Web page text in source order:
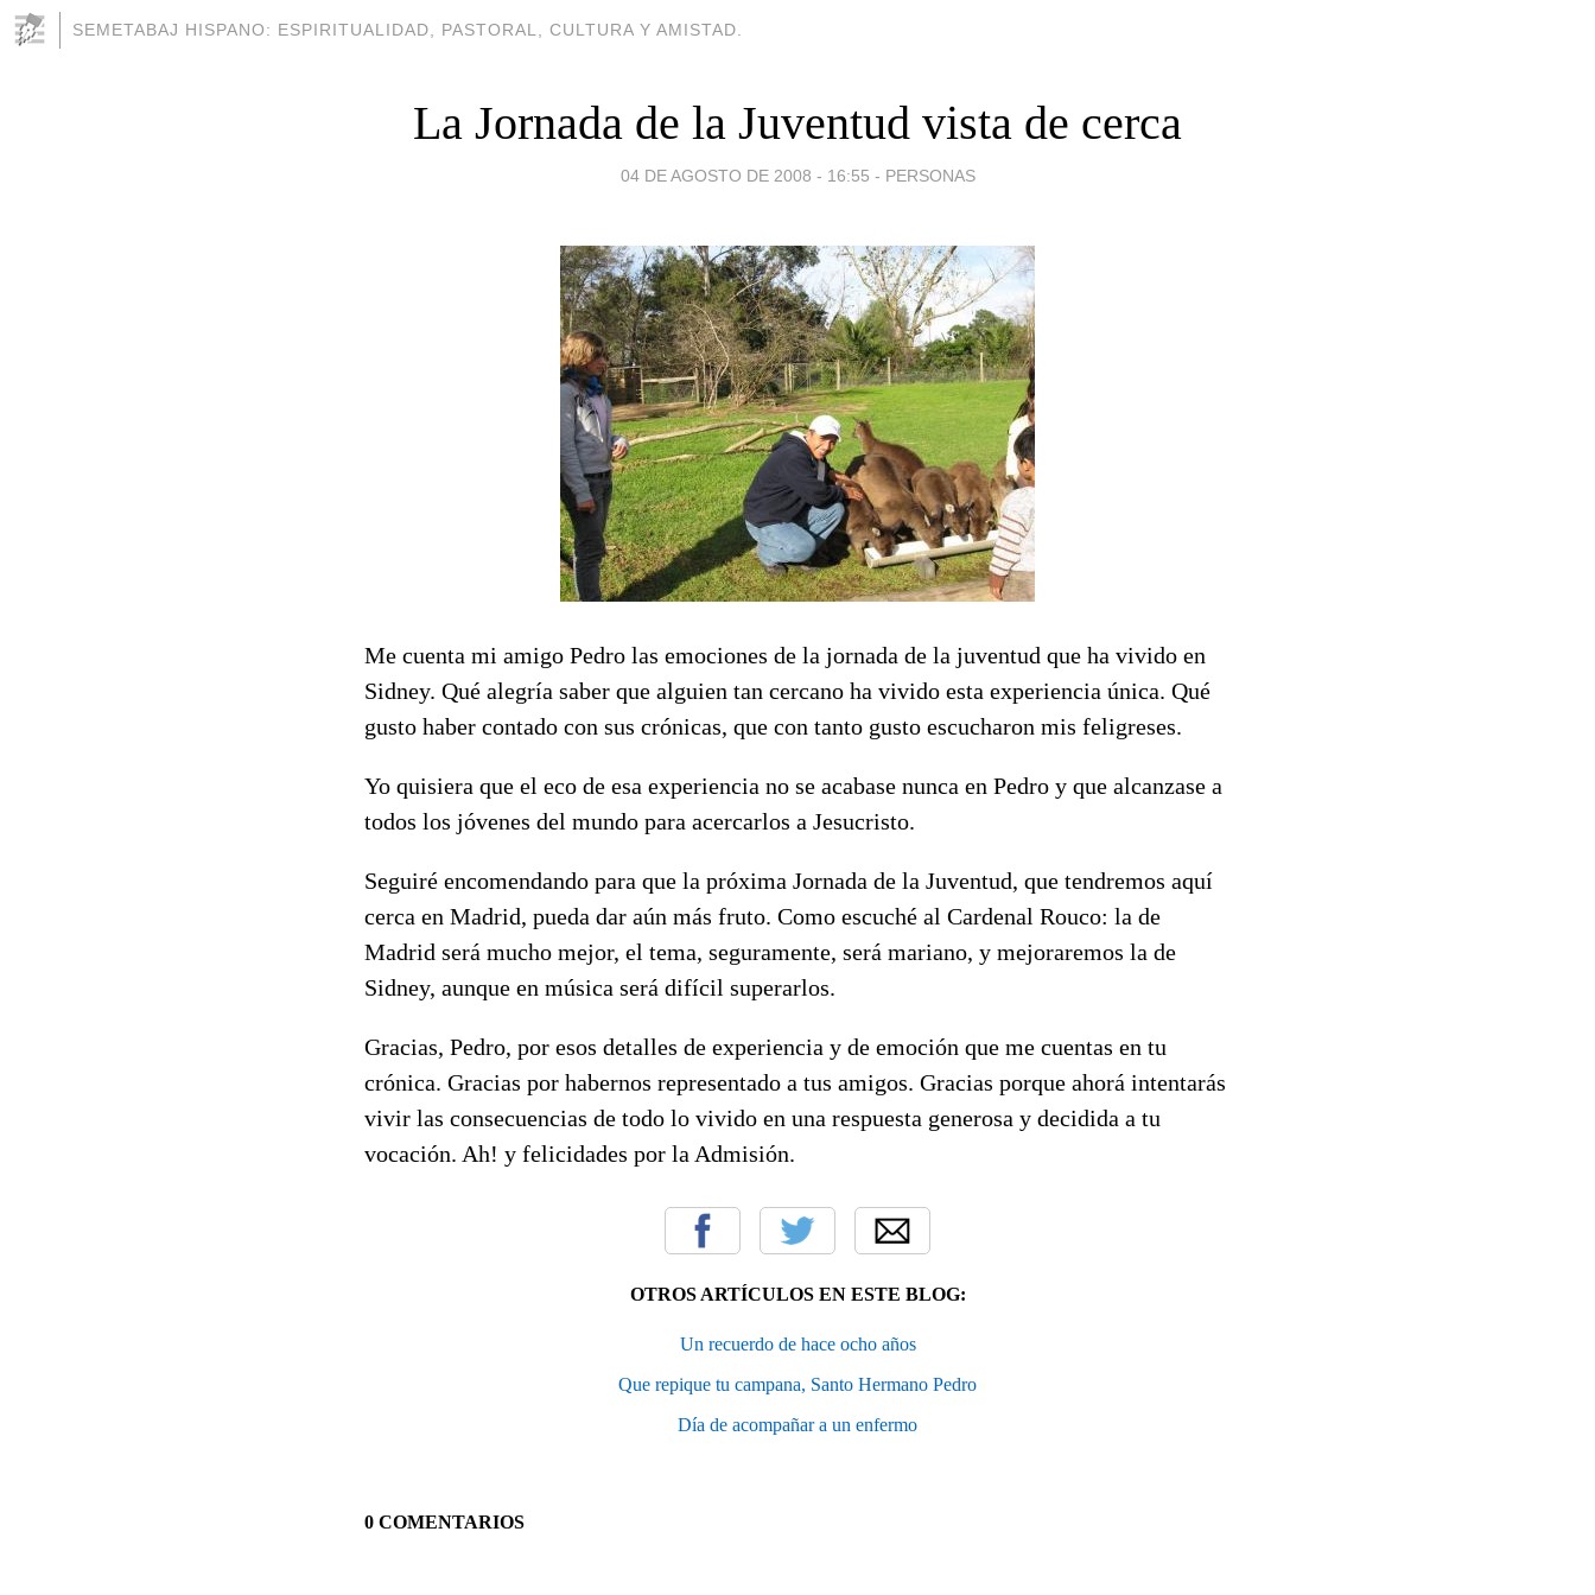
SEMETABAJ HISPANO: ESPIRITUALIDAD, PASTORAL, CULTURA Y AMISTAD.
La Jornada de la Juventud vista de cerca
04 DE AGOSTO DE 2008 - 16:55 - PERSONAS
Me cuenta mi amigo Pedro las emociones de la jornada de la juventud que ha vivido en
Sidney. Qué alegría saber que alguien tan cercano ha vivido esta experiencia única. Qué
gusto haber contado con sus crónicas, que con tanto gusto escucharon mis feligreses.
Yo quisiera que el eco de esa experiencia no se acabase nunca en Pedro y que alcanzase a
todos los jóvenes del mundo para acercarlos a Jesucristo.
Seguiré encomendando para que la próxima Jornada de la Juventud, que tendremos aquí
cerca en Madrid, pueda dar aún más fruto. Como escuché al Cardenal Rouco: la de
Madrid será mucho mejor, el tema, seguramente, será mariano, y mejoraremos la de
Sidney, aunque en música será difícil superarlos.
Gracias, Pedro, por esos detalles de experiencia y de emoción que me cuentas en tu
crónica. Gracias por habernos representado a tus amigos. Gracias porque ahorá intentarás
vivir las consecuencias de todo lo vivido en una respuesta generosa y decidida a tu
vocación. Ah! y felicidades por la Admisión.
OTROS ARTÍCULOS EN ESTE BLOG:
Un recuerdo de hace ocho años
Que repique tu campana, Santo Hermano Pedro
Día de acompañar a un enfermo
0 COMENTARIOS